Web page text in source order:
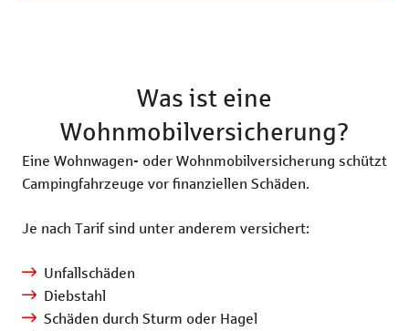
Was ist eine
Wohnmobilversicherung?
Eine Wohnwagen- oder Wohnmobilversicherung schützt
Campingfahrzeuge vor finanziellen Schäden.
Je nach Tarif sind unter anderem versichert:
Unfallschäden
Diebstahl
Schäden durch Sturm oder Hagel